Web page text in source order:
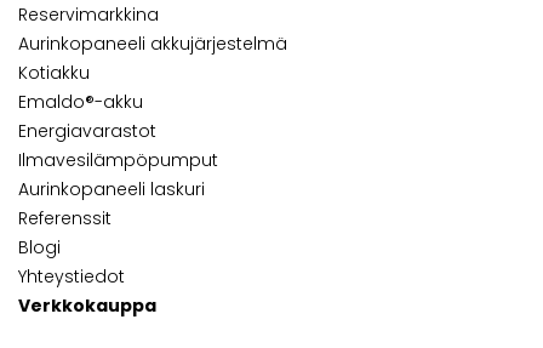
Reservimarkkina
Aurinkopaneeli akkujärjestelmä
Kotiakku
Emaldo®-akku
Energiavarastot
Ilmavesilämpöpumput
Aurinkopaneeli laskuri
Referenssit
Blogi
Yhteystiedot
Verkkokauppa